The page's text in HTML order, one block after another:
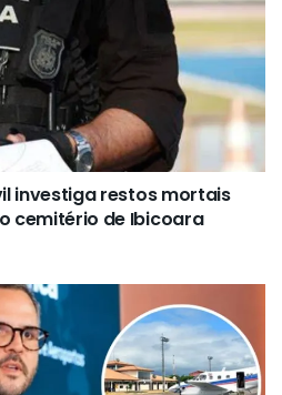
investiga restos mortais
cemitério de Ibicoara